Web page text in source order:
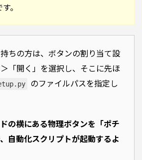
。
ちの方は、ボタンの割り当て設
「開く」を選択し、そこに先ほ
のファイルパスを指定し
の横にある物理ボタンを「ポチ
自動化スクリプトが起動するよ